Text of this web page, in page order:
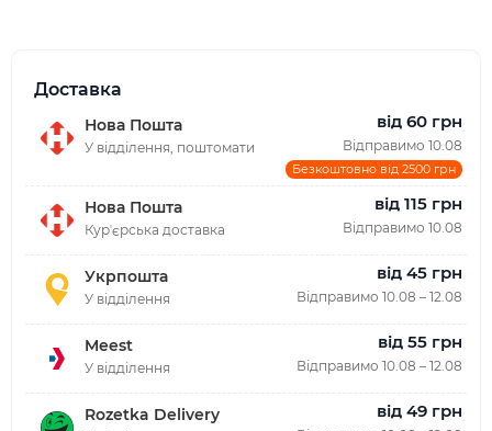
Доставка
Нова Пошта
У відділення, поштомати
від 60 грн
Відправимо 10.08
Безкоштовно від 2500 грн
Нова Пошта
Курʼєрська доставка
від 115 грн
Відправимо 10.08
Укрпошта
У відділення
від 45 грн
Відправимо 10.08 – 12.08
Meest
У відділення
від 55 грн
Відправимо 10.08 – 12.08
Rozetka Delivery від 49 грн